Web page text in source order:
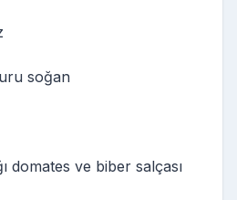
soğan
domates ve biber salçası